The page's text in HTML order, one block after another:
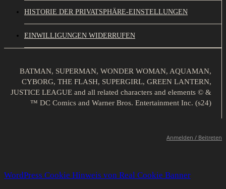
HISTORIE DER PRIVATSPHÄRE-EINSTELLUNGEN
EINWILLIGUNGEN WIDERRUFEN
BATMAN, SUPERMAN, WONDER WOMAN, AQUAMAN,
CYBORG, THE FLASH, SUPERGIRL, GREEN LANTERN,
JUSTICE LEAGUE and all related characters and elements © &
™ DC Comics and Warner Bros. Entertainment Inc. (s24)
Anmelden / Beitreten
WordPress Cookie Hinweis von Real Cookie Banner